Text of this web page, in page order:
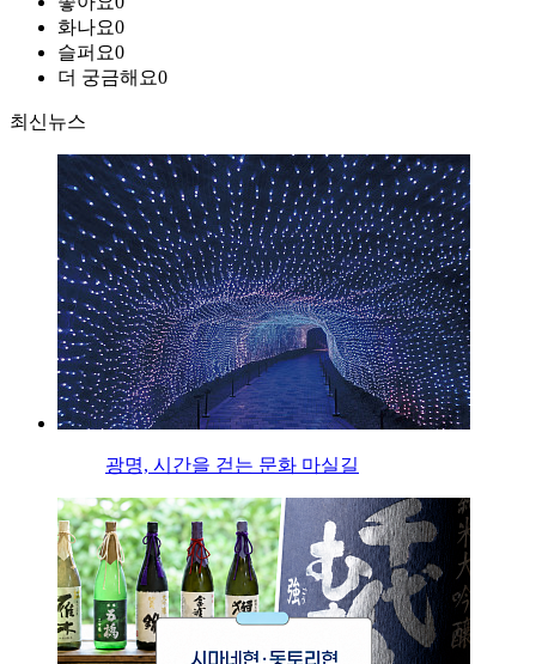
화나요0
슬퍼요0
더 궁금해요0
최신뉴스
광명, 시간을 걷는 문화 마실길